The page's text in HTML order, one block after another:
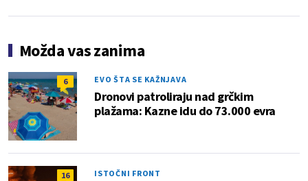
Možda vas zanima
6 EVO ŠTA SE KAŽNJAVA
Dronovi patroliraju nad grčkim
plažama: Kazne idu do 73.000 evra
16 ISTOČNI FRONT